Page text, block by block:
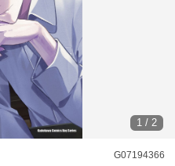
1 / 2
G07194366